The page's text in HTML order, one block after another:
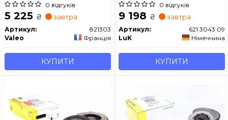
0 відгуків
5 225 ₴ завтра
Артикул:
821303
Valeo
Франція
КУПИТИ
0 відгуків
9 198 ₴ завтра
Артикул:
621 3043 09
LuK
Німеччина
КУПИТИ